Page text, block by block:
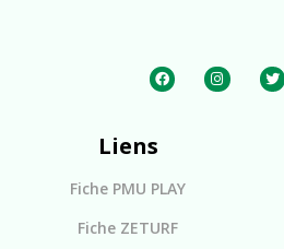
Liens
Fiche PMU PLAY
Fiche ZETURF